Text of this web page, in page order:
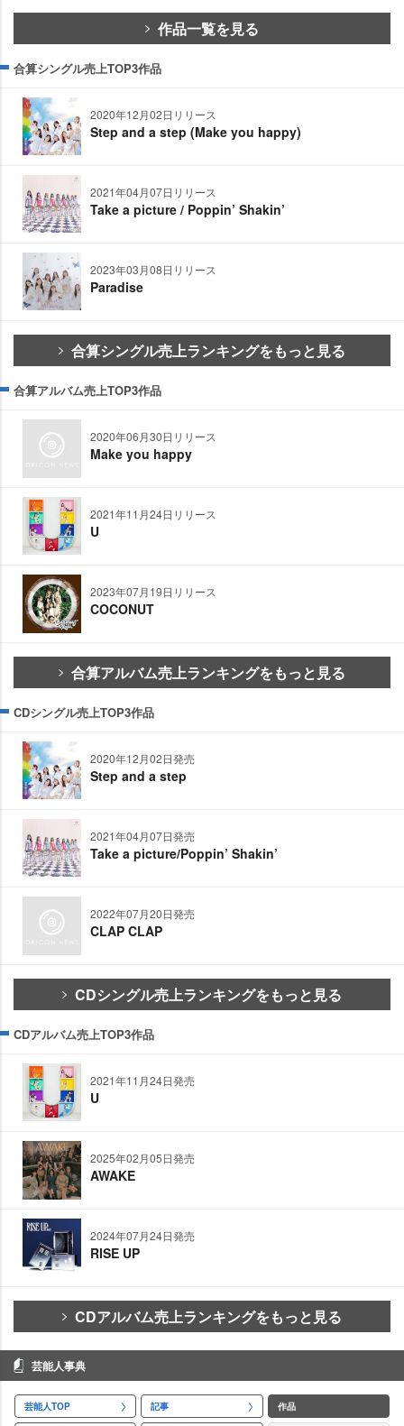
作品一覧を見る
合算シングル売上TOP3作品
2020年12月02日リリース
Step and a step (Make you happy)
2021年04月07日リリース
Take a picture / Poppin’ Shakin’
2023年03月08日リリース
Paradise
合算シングル売上ランキングをもっと見る
合算アルバム売上TOP3作品
2020年06月30日リリース
Make you happy
2021年11月24日リリース
U
2023年07月19日リリース
COCONUT
合算アルバム売上ランキングをもっと見る
CDシングル売上TOP3作品
2020年12月02日発売
Step and a step
2021年04月07日発売
Take a picture/Poppin’ Shakin’
2022年07月20日発売
CLAP CLAP
CDシングル売上ランキングをもっと見る
CDアルバム売上TOP3作品
2021年11月24日発売
U
2025年02月05日発売
AWAKE
2024年07月24日発売
RISE UP
CDアルバム売上ランキングをもっと見る
芸能人事典
芸能人TOP 記事 作品